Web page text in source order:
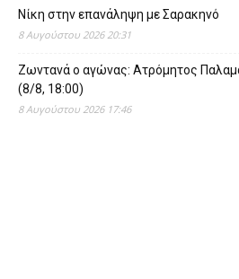
Νίκη στην επανάληψη με Σαρακηνό
8 Αυγούστου 2026 20:31
Ζωντανά ο αγώνας: Ατρόμητος
(8/8, 18:00)
8 Αυγούστου 2026 17:46